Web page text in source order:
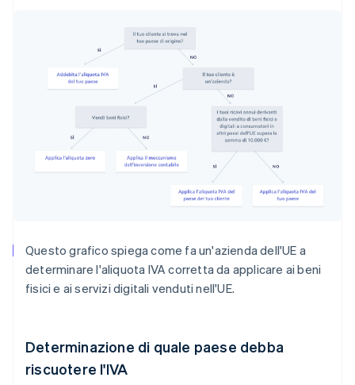
Questo grafico spiega come fa un'azienda dell'UE a
determinare l'aliquota IVA corretta da applicare ai beni
fisici e ai servizi digitali venduti nell'UE.
Determinazione di quale paese debba
riscuotere l'IVA